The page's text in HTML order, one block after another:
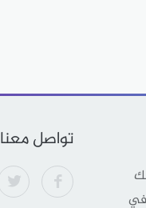
في
تواصل معنا